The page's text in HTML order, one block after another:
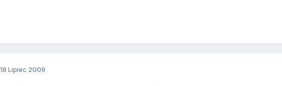
18 Lipiec 2009